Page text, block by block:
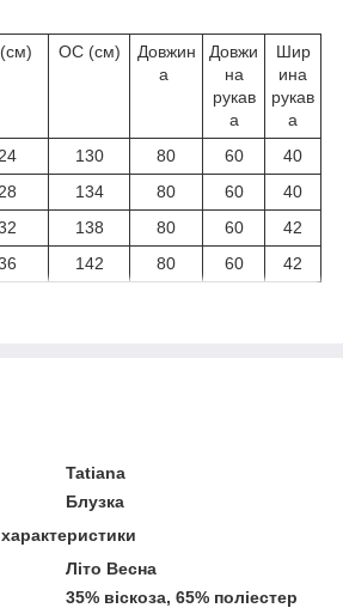
ОС (см)
Довжин
а
Довжи
на
рукав
а
Шир
ина
рукав
а
130 80 60
40
134 80 60
40
138 80 60
42
142 80 60 42
Tatiana
Блузка
Літо Весна
35% віскоза, 65% поліестер